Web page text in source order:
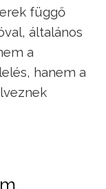
függő
általános
a
hanem a